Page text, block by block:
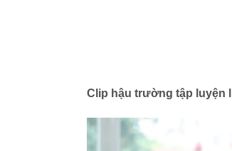
Clip hậu trường tập luyện